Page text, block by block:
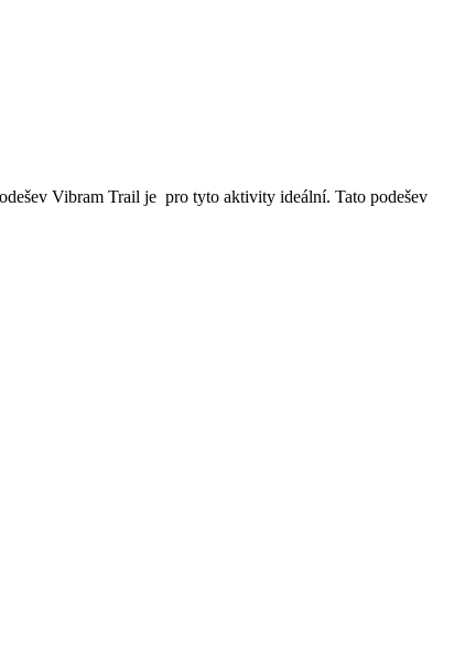
Vibram Trail je pro tyto aktivity ideální. Tato podešev